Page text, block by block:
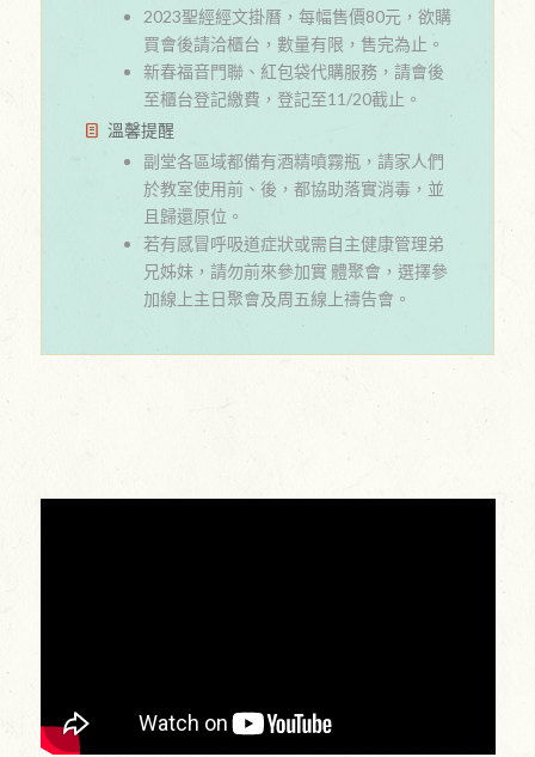
2023聖經經文掛曆，每幅售價80元，欲購
買會後請洽櫃台，數量有限，售完為止。
新春福音門聯、紅包袋代購服務，請會後
至櫃台登記繳費，登記至11/20截止。
溫馨提醒
副堂各區域都備有酒精噴霧瓶，請家人們
於教室使用前、後，都協助落實消毒，並
且歸還原位。
若有感冒呼吸道症狀或需自主健康管理弟
兄姊妹，請勿前來參加實 體聚會，選擇參
加線上主日聚會及周五線上禱告會。